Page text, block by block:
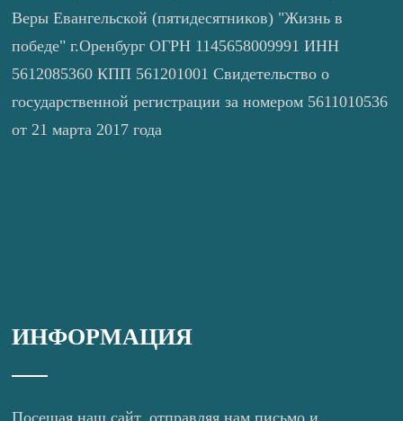
Веры Евангельской (пятидесятников) "Жизнь в
победе" г.Оренбург ОГРН 1145658009991 ИНН
5612085360 КПП 561201001 Свидетельство о
государственной регистрации за номером 5611010536
от 21 марта 2017 года
ИНФОРМАЦИЯ
Посещая наш сайт, отправляя нам письмо и